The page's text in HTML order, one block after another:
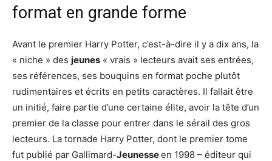
format en grande forme
Avant le premier Harry Potter, c’est-à-dire il y a dix ans, la
« niche » des jeunes « vrais » lecteurs avait ses entrées,
ses références, ses bouquins en format poche plutôt
rudimentaires et écrits en petits caractères. Il fallait être
un initié, faire partie d’une certaine élite, avoir la tête d’un
premier de la classe pour entrer dans le sérail des gros
lecteurs. La tornade Harry Potter, dont le premier tome
fut publié par Gallimard-Jeunesseen 1998 – éditeur qui